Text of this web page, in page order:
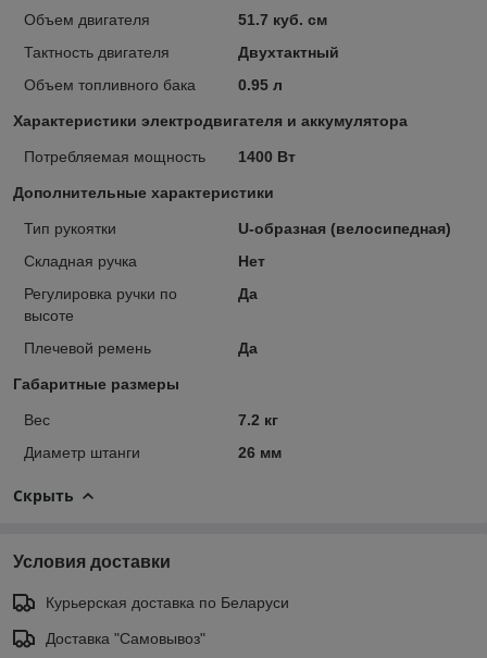
Объем двигателя
51.7 куб. см
Тактность двигателя
Двухтактный
Объем топливного бака
0.95 л
Характеристики электродвигателя и аккумулятора
Потребляемая мощность 1400 Вт
Дополнительные характеристики
Тип рукоятки
U-образная (велосипедная)
Складная ручка
Нет
Регулировка ручки по
высоте
Да
Плечевой ремень Да
Габаритные размеры
Вес
7.2 кг
Диаметр штанги
26 мм
Скрыть
Условия доставки
Курьерская доставка по Беларуси
Доставка "Самовывоз"